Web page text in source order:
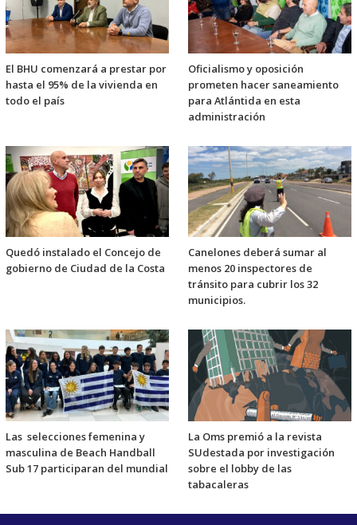
El BHU comenzará a prestar por
hasta el 95% de la vivienda en
todo el país
Oficialismo y oposición
prometen hacer saneamiento
para Atlántida en esta
administración
Quedó instalado el Concejo de
gobierno de Ciudad de la Costa
Canelones deberá sumar al
menos 20 inspectores de
tránsito para cubrir los 32
municipios.
Las selecciones femenina y
masculina de Beach Handball
Sub 17 participaran del mundial
La Oms premió a la revista
SUdestada por investigación
sobre el lobby de las
tabacaleras